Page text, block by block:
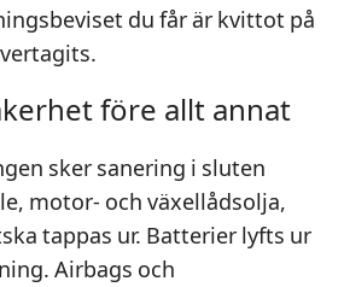
du får är kvittot på
före allt annat
sker sanering i sluten
motor- och växellådsolja,
tappas ur. Batterier lyfts ur
Airbags och